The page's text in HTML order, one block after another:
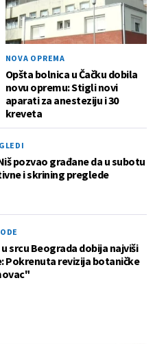
NOVA OPREMA
Opšta bolnica u Čačku dobila
novu opremu: Stigli novi
aparati za anesteziju i 30
kreveta
pozvao građane da u subotu
i skrining preglede
srcu Beograda dobija najviši
Pokrenuta revizija botaničke